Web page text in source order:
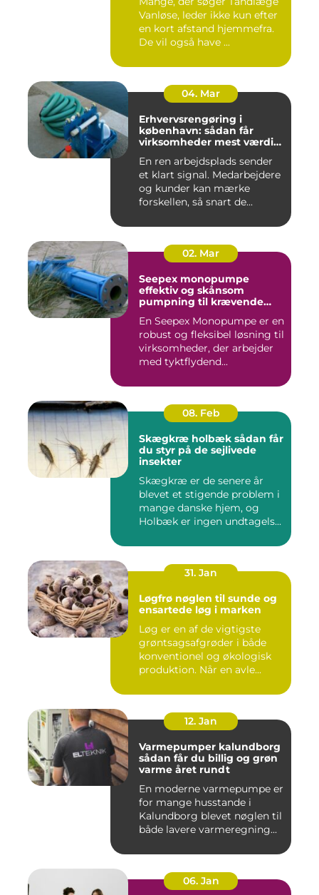
Vanløse, leder ikke kun efter
en kort afstand hjemmefra.
De vil også have ...
04. Mar
Erhvervsrengøring i
københavn: sådan får
virksomheder mest værdi
En ren arbejdsplads sender
et klart signal. Medarbejdere
og kunder kan mærke
forskellen, så snart de...
02. Mar
Seepex monopumpe
effektiv og skånsom
pumpning til krævende
En Seepex Monopumpe er en
robust og fleksibel løsning til
virksomheder, der arbejder
med tyktflydend...
08. Feb
Skægkræ holbæk sådan får
du styr på de sejlivede
insekter
Skægkræ er de senere år
blevet et stigende problem i
mange danske hjem, og
Holbæk er ingen undtagels...
31. Jan
Løgfrø nøglen til sunde og
ensartede løg i marken
Løg er en af de vigtigste
grøntsagsafgrøder i både
konventionel og økologisk
produktion. Når en avle...
12. Jan
Varmepumper kalundborg
sådan får du billig og grøn
varme året rundt
En moderne varmepumpe er
for mange husstande i
Kalundborg blevet nøglen til
både lavere varmeregning...
06. Jan